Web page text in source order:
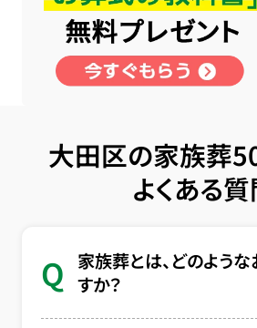
大田区の家族葬
よくある
Q
家族葬とは、どのよう
すか？